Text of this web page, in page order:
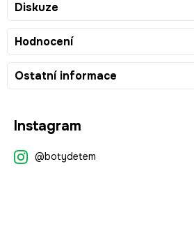
Diskuze
Hodnocení
Ostatní informace
Instagram
@botydetem